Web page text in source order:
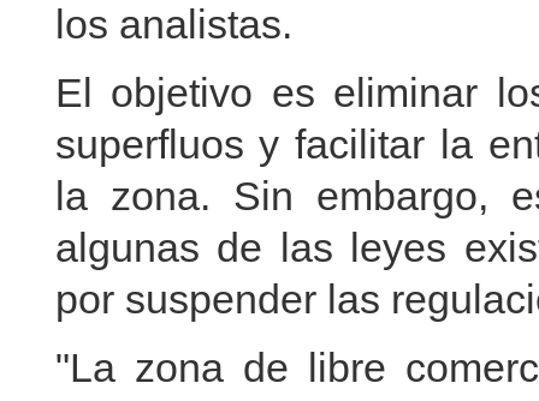
los analistas.
El objetivo es eliminar
superfluos y facilitar la
la zona. Sin embargo,
algunas de las leyes
por suspender las
"La zona de libre